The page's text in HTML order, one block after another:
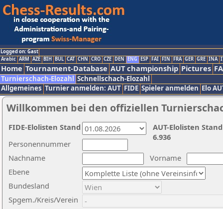
Logged on: Gast
Arabic ARM AZE BIH BUL CAT CHN CRO CZE DEN ENG ESP FAI FIN FRA GER GRE INA
Home Tournament-Database AUT championship Pictures
Turnierschach-Elozahl Schnellschach-Elozahl
Allgemeines Turnier anmelden: AUT FIDE Spieler anmelden Elo
Willkommen bei den offiziellen
Nachname
Vorname
Ebene
Personennummer
Bundesland
Spgem./Kreis/Verein
AUT-Elolisten
6.936
FIDE-Elolisten Stand